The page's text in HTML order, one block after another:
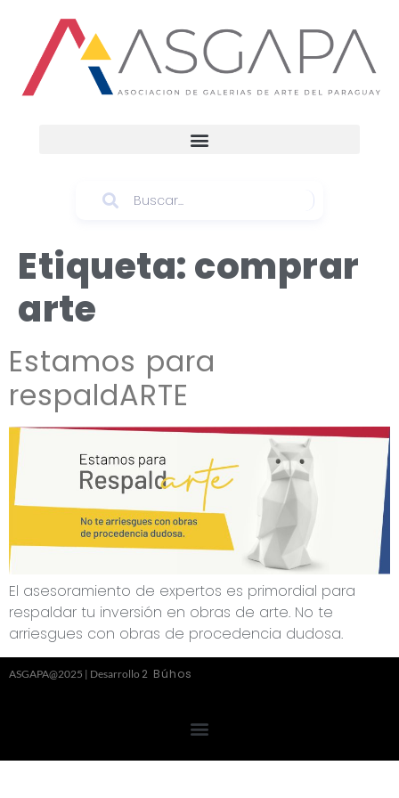
Etiqueta:comprar
arte
Estamos para
respaldARTE
El asesoramiento de expertos es primordial para
respaldar tu inversión en obras de arte. No te
arriesgues con obras de procedencia dudosa.
ASGAPA@2025 | Desarrollo 2 Búhos